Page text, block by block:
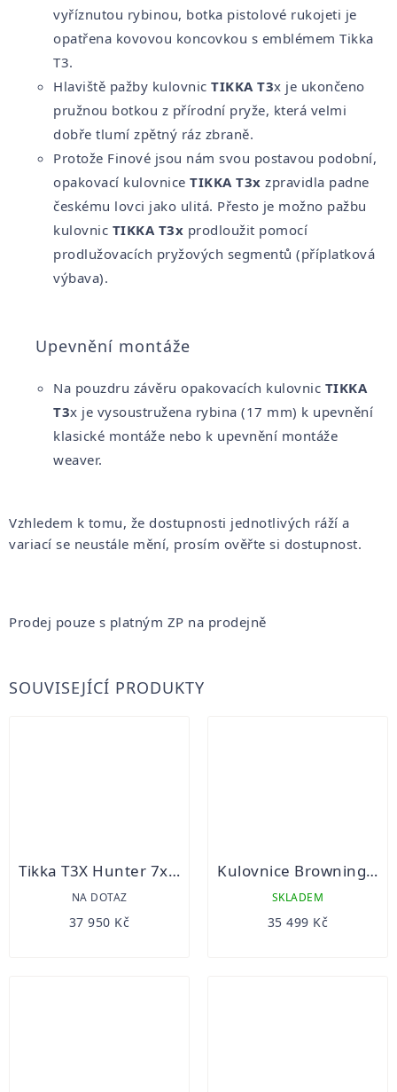
vyříznutou rybinou, botka pistolové rukojeti je
opatřena kovovou koncovkou s emblémem Tikka
T3.
Hlaviště pažby kulovnic TIKKA T3x je ukončeno
pružnou botkou z přírodní pryže, která velmi
dobře tlumí zpětný ráz zbraně.
Protože Finové jsou nám svou postavou podobní,
opakovací kulovnice TIKKA T3x zpravidla padne
českému lovci jako ulitá. Přesto je možno pažbu
kulovnic TIKKA T3x prodloužit pomocí
prodlužovacích pryžových segmentů (příplatková
výbava).
Upevnění montáže
Na pouzdru závěru opakovacích kulovnic TIKKA
T3x je vysoustružena rybina (17 mm) k upevnění
klasické montáže nebo k upevnění montáže
weaver.
Vzhledem k tomu, že dostupnosti jednotlivých ráží a
variací se neustále mění, prosím ověřte si dostupnost.
Prodej pouze s platným ZP na prodejně
SOUVISEJÍCÍ PRODUKTY
Tikka T3X Hunter 7x64 Kulovnice opakovací
NA DOTAZ
37 950 Kč
Kulovnice Browning X-Bolt SF Hunter Eclipse Brown Threaded
SKLADEM
35 499 Kč